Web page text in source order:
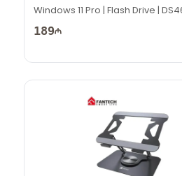
Windows 11 Pro | Flash Drive |
189